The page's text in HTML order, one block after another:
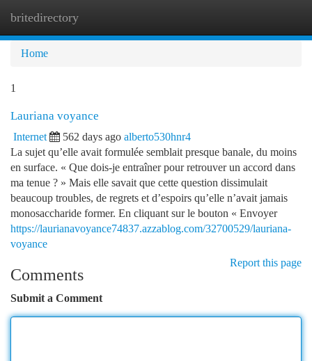
britedirectory
Home
1
Lauriana voyance
Internet 562 days ago alberto530hnr4
La sujet qu’elle avait formulée semblait presque banale, du moins
en surface. « Que dois-je entraîner pour retrouver un accord dans
ma tenue ? » Mais elle savait que cette question dissimulait
beaucoup troubles, de regrets et d’espoirs qu’elle n’avait jamais
monosaccharide former. En cliquant sur le bouton « Envoyer
https://laurianavoyance74837.azzablog.com/32700529/lauriana-
voyance
Report this page
Comments
Submit a Comment